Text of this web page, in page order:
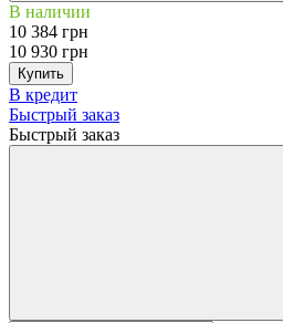
В наличии
10 384 грн
10 930 грн
Купить
В кредит
Быстрый заказ
Быстрый заказ